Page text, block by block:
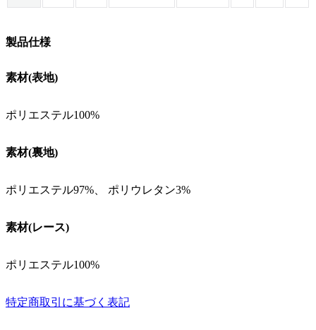
製品仕様
素材(表地)
ポリエステル100%
素材(裏地)
ポリエステル97%、 ポリウレタン3%
素材(レース)
ポリエステル100%
特定商取引に基づく表記